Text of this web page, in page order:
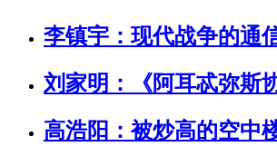
李镇宇：现代战争的通
刘家明：《阿耳忒弥斯
高浩阳：被炒高的空中